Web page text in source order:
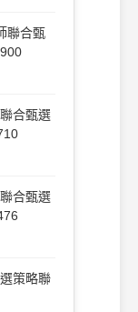
聯合甄
合甄選
合甄選
策略聯